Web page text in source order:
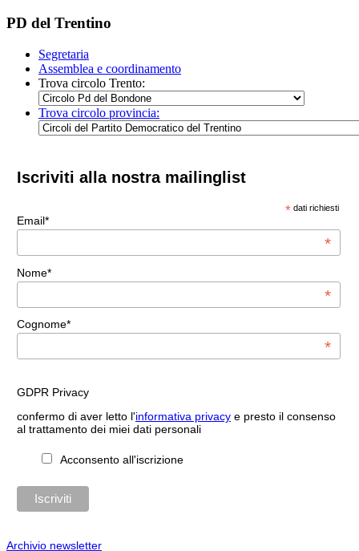
PD del Trentino
Segretaria
Assemblea e coordinamento
Trova circolo Trento:
Trova circolo provincia:
Iscriviti alla nostra mailinglist
* dati richiesti
Email*
*
Nome*
*
Cognome*
*
GDPR Privacy
confermo di aver letto l'informativa privacye presto il consenso
al trattamento dei miei dati personali
Acconsento all'iscrizione
Archivio newsletter